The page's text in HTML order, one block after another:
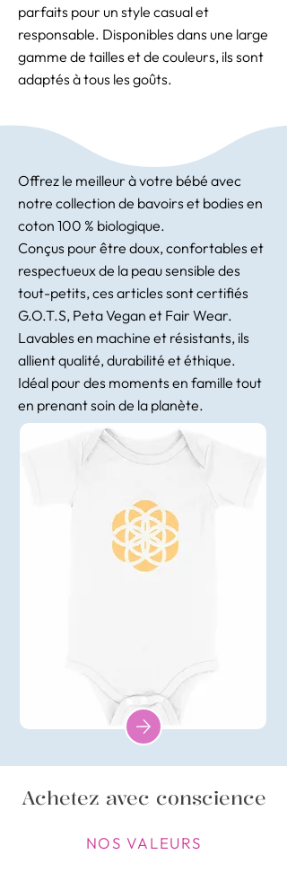
parfaits pour un style casual et
responsable. Disponibles dans une large
gamme de tailles et de couleurs, ils sont
adaptés à tous les goûts.
Offrez le meilleur à votre bébé avec
notre collection de bavoirs et bodies en
coton 100 % biologique.
Conçus pour être doux, confortables et
respectueux de la peau sensible des
tout-petits, ces articles sont certifiés
G.O.T.S, Peta Vegan et Fair Wear.
Lavables en machine et résistants, ils
allient qualité, durabilité et éthique.
Idéal pour des moments en famille tout
en prenant soin de la planète.
Achetez avec conscience
NOS VALEURS